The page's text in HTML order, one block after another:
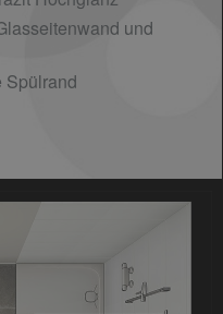
und
Spülrand